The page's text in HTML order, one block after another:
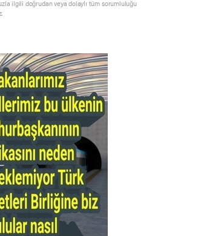
ilgili doğrudan veya dolaylı tüm sorumluluğu